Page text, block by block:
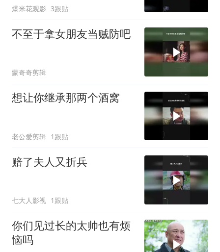
爆米花观影 3跟贴
不至于拿女朋友当贼防吧
蒙奇奇剪辑
想让你继承那两个酒窝
老公爱剪辑 1跟贴
赔了夫人又折兵
七大人影视 1跟贴
你们见过长的太帅也有烦
恼吗